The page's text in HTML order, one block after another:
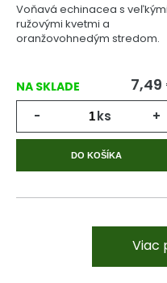
Voňavá echinacea s veľkými
ružovými kvetmi a
oranžovohnedým stredom.
NA SKLADE 7,49
- ks +
DO KOŠÍKA
Viac